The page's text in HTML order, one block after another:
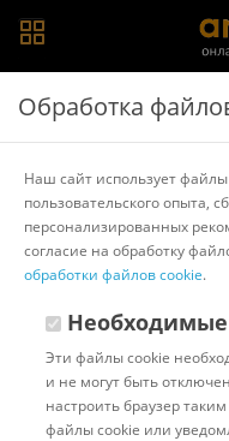
Главная > Каталог товаров
Другие товары TGPC
Обработка
Наш сайт использует
пользовательского опыта,
персонализированных
согласие на обработку
обработки файлов cookie.
Эти файлы cookie
и не могут быть
настроить браузер
файлы cookie или